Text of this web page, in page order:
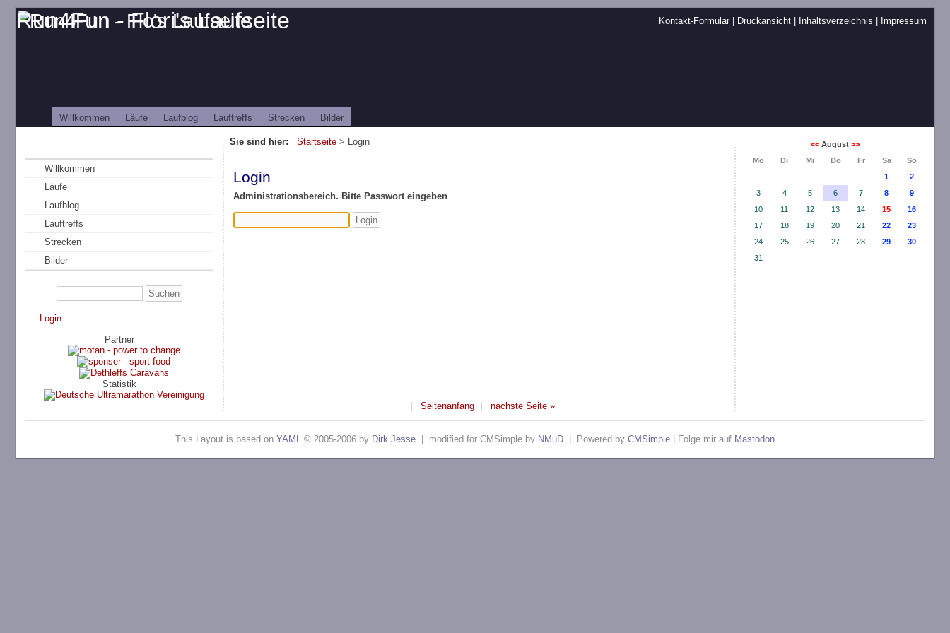
Kontakt-Formular Druckansicht Inhaltsverzeichnis Impressum
Run4Fun - Flori's Laufseite
Willkommen Läufe Laufblog Lauftreffs Strecken Bilder
Sie sind hier:Startseite > Login
Willkommen
Läufe
Laufblog
Lauftreffs
Strecken
Bilder
Login
Partner
Statistik
<<August >>
Mo
Di Mi Do Fr Sa
So
1
2
3
4 5 6 7 8
9
10
11 12 13 14 15
16
17
18 19 20 21 22
23
24
25 26 27 28 29
30
31
Login
Administrationsbereich. Bitte Passwort eingeben
| Seitenanfang| nächste Seite »
This Layout is based on YAML © 2005-2006 by Dirk Jesse | modified for CMSimple by NMuD | Powered by CMSimple | Folge mir auf Mastodon